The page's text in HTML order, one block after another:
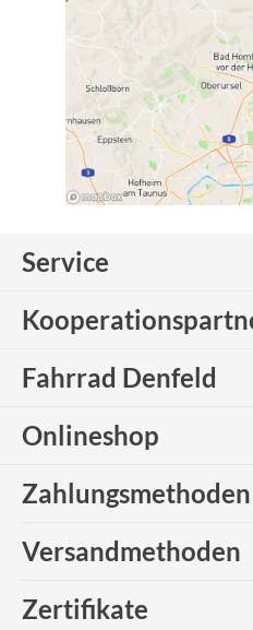
Service
Fahrrad Denfeld
Onlineshop
Zahlungsmethoden
Versandmethoden
Zertifikate